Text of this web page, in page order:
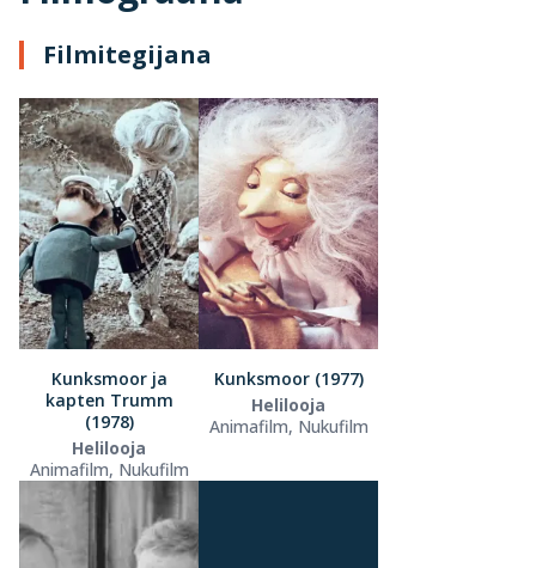
Filmitegijana
Kunksmoor ja
kapten Trumm
(1978)
Helilooja
Animafilm, Nukufilm
Kunksmoor (1977)
Helilooja
Animafilm, Nukufilm